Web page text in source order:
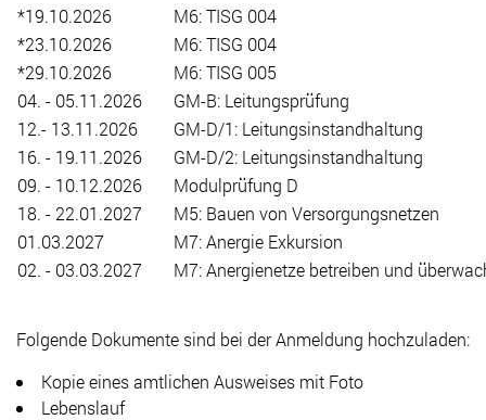
*19.10.2026
M6: TISG 004
*23.10.2026
M6: TISG 004
*29.10.2026
M6: TISG 005
04. - 05.11.2026
GM-B: Leitungsprüfung
12.- 13.11.2026
GM-D/1: Leitungsinstandhaltung
16. - 19.11.2026
GM-D/2: Leitungsinstandhaltung
09. - 10.12.2026
Modulprüfung D
18. - 22.01.2027
M5: Bauen von Versorgungsnetzen
01.03.2027
M7: Anergie Exkursion
02. - 03.03.2027
M7: Anergienetze betreiben und
Folgende Dokumente sind bei der Anmeldung hochzuladen:
Kopie eines amtlichen Ausweises mit Foto
Lebenslauf